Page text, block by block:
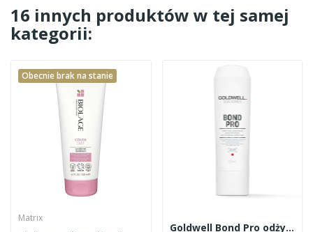
16 innych produktów w tej samej
kategorii:
Obecnie brak na stanie
Matrix
Goldwell Bond Pro odżywka 200ml